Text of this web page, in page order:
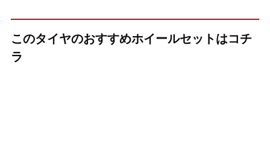
このタイヤのおすすめホイールセットはコチ
ラ